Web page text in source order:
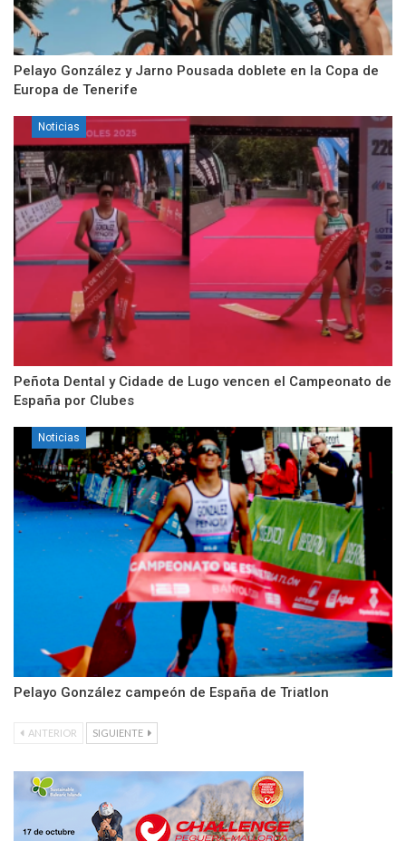
Pelayo González y Jarno Pousada doblete en la Copa de
Europa de Tenerife
Noticias
Peñota Dental y Cidade de Lugo vencen el Campeonato de
España por Clubes
Noticias
Pelayo González campeón de España de Triatlon
ANTERIOR SIGUIENTE